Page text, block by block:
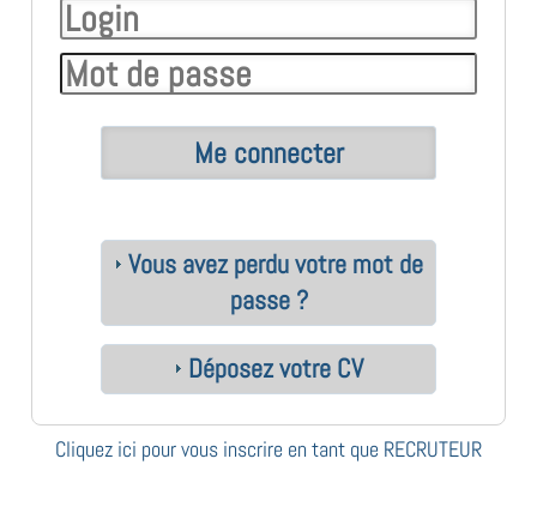
Vous avez perdu votre mot de
passe ?
Déposez votre CV
Cliquez ici pour vous inscrire en tant que RECRUTEUR